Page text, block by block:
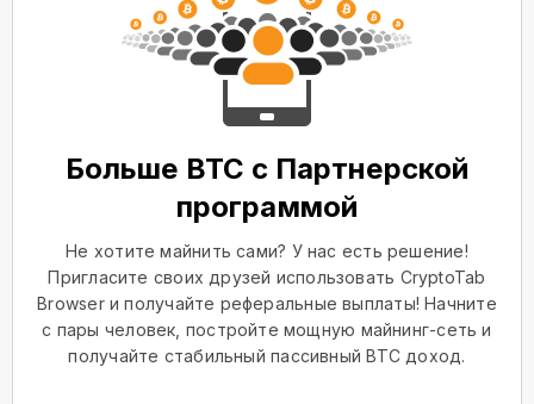
Больше BTC с Партнерской
программой
Не хотите майнить сами? У нас есть решение!
Пригласите своих друзей использовать CryptoTab
Browser и получайте реферальные выплаты! Начните
с пары человек, постройте мощную майнинг-сеть и
получайте стабильный пассивный BTC доход.